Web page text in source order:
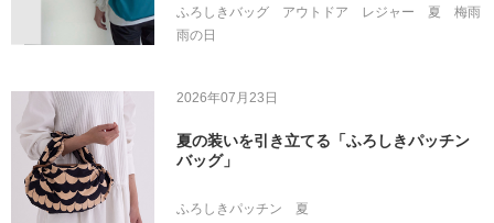
ふろしきバッグ アウトドア レジャー 夏
梅雨
雨の日
2026年07月23日
夏の装いを引き立てる「ふろしきパッチン
バッグ」
ふろしきパッチン 夏